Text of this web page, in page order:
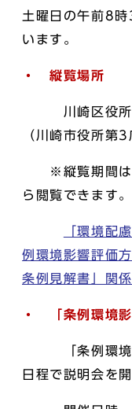
土曜日の午前8
います。
・ 縦覧場所
川崎区役所、
（川崎市役所第
※縦覧期間は終
ら閲覧できます。
「環境配
例環境影響評価
条例見解書」関
・ 「条例環境
「条例環境影
日程で説明会を